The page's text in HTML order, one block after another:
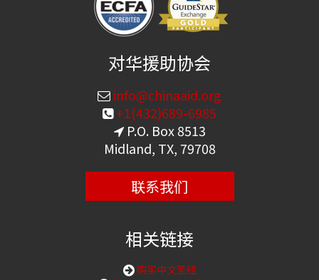
对华援助协会
info@chinaaid.org
+1(432)689-6985
P.O. Box 8513
Midland, TX, 79708
联系我们
相关链接
购买中文圣经